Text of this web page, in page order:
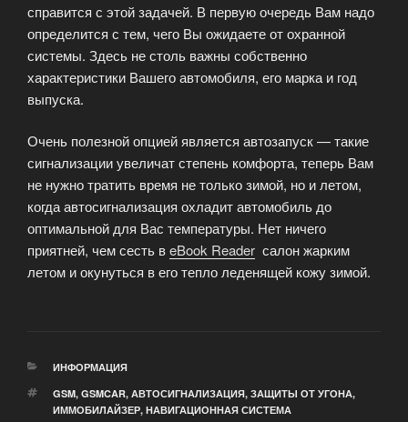
справится с этой задачей. В первую очередь Вам надо
определится с тем, чего Вы ожидаете от охранной
системы. Здесь не столь важны собственно
характеристики Вашего автомобиля, его марка и год
выпуска.
Очень полезной опцией является автозапуск — такие
сигнализации увеличат степень комфорта, теперь Вам
не нужно тратить время не только зимой, но и летом,
когда автосигнализация охладит автомобиль до
оптимальной для Вас температуры. Нет ничего
приятней, чем сесть вeBook Reader салон жарким
летом и окунуться в его тепло леденящей кожу зимой.
РУБРИКИ
ИНФОРМАЦИЯ
МЕТКИ
GSM, GSMCAR, АВТОСИГНАЛИЗАЦИЯ, ЗАЩИТЫ ОТ УГОНА,
ИММОБИЛАЙЗЕР, НАВИГАЦИОННАЯ СИСТЕМА